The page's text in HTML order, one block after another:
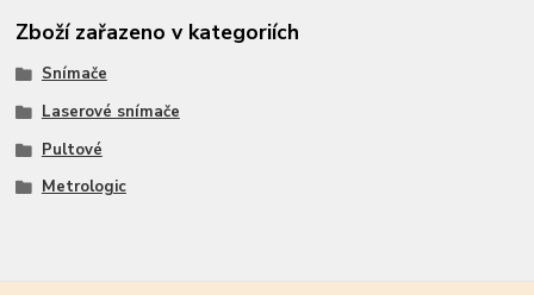
Zboží zařazeno v kategoriích
Snímače
Laserové snímače
Pultové
Metrologic